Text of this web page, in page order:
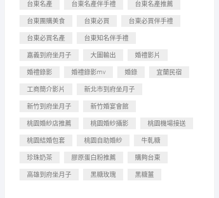
台東名產 台東名產伴手禮 台東名產推薦
台東團購美食 台東必買 台東必買伴手禮
台東必買名產 台東知名伴手禮
嘉義到府坐月子 大圖輸出 婚禮影片
婚禮錄影 婚禮錄影mv 婚錄 宜蘭民宿
工商簡介影片 新北市到府坐月子
新竹到府坐月子 新竹婚宴會館
桃園婚紗店推薦 桃園婚紗攝影 桃園機場接送
桃園結婚包套 桃園自助婚紗 牛軋糖
珍珠奶茶 膠原蛋白粉推薦 購夠台東
高雄到府坐月子 黑糖玫瑰 黑糖薑